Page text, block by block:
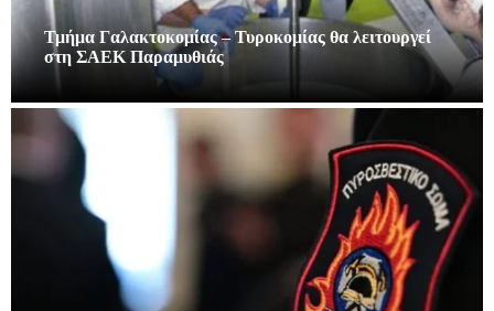
Τμήμα Γαλακτοκομίας – Τυροκομίας θα λειτουργεί
στη ΣΑΕΚ Παραμυθιάς